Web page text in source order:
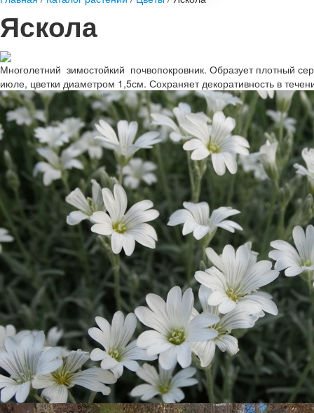
Яскола
Многолетний зимостойкий почвопокровник. Образует плотный
июле, цветки диаметром 1,5см. Сохраняет